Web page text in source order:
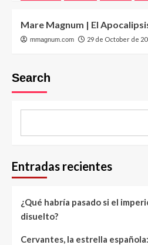
Mare Magnum | El
mmagnum.com 29 de October de
Search
Entradas recientes
¿Qué habría pasado si el
disuelto?
Cervantes, la estrella